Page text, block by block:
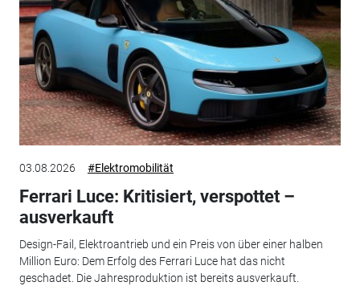
03.08.2026 #Elektromobilität
Ferrari Luce: Kritisiert, verspottet –
ausverkauft
Design-Fail, Elektroantrieb und ein Preis von über einer halben
Million Euro: Dem Erfolg des Ferrari Luce hat das nicht
geschadet. Die Jahresproduktion ist bereits ausverkauft.